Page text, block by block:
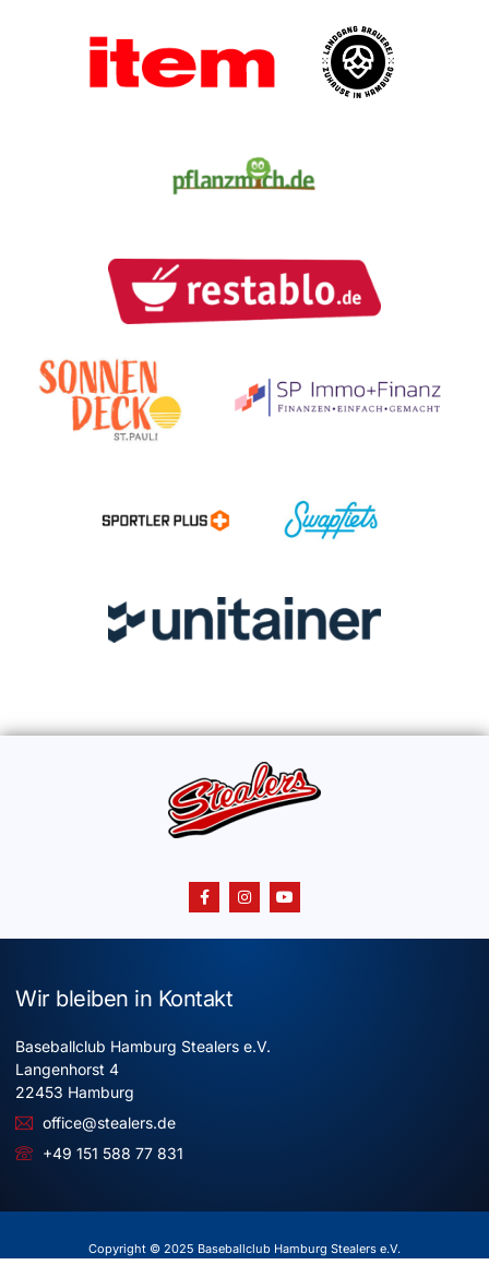
Wir bleiben in Kontakt
Baseballclub Hamburg Stealers e.V.
Langenhorst 4
22453 Hamburg
office@stealers.de
+49 151 588 77 831
Copyright © 2025 Baseballclub Hamburg Stealers e.V.